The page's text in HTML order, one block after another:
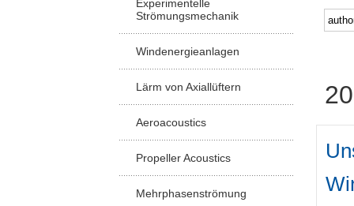
Experimentelle
Strömungsmechanik
Windenergieanlagen
Lärm von Axiallüftern
Aeroacoustics
Propeller Acoustics
Mehrphasenströmung